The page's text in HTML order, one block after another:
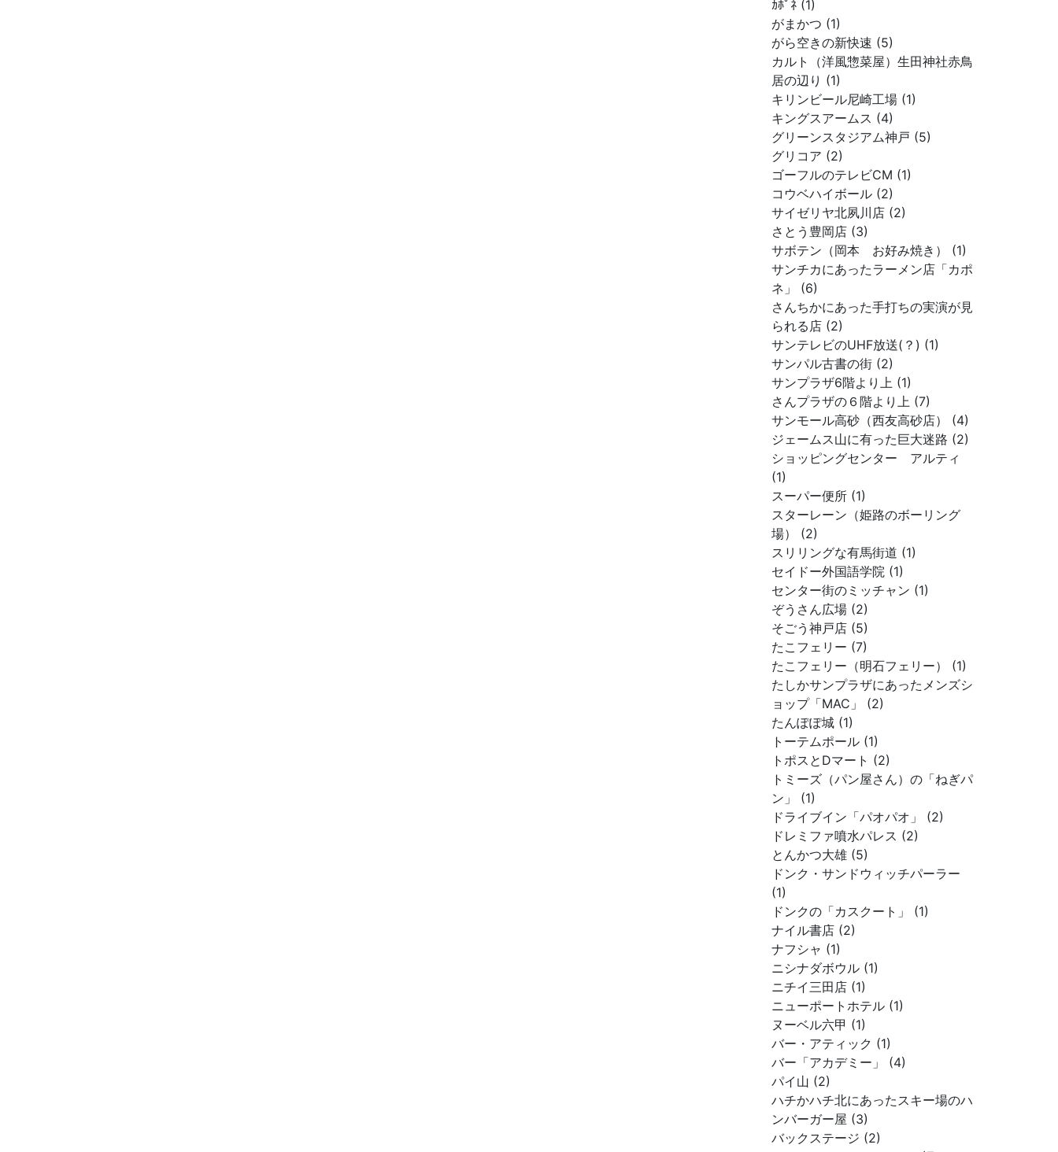
ｶﾎﾟﾈ (1)
がまかつ (1)
がら空きの新快速 (5)
カルト（洋風惣菜屋）生田神社赤鳥
居の辺り (1)
キリンビール尼崎工場 (1)
キングスアームス (4)
グリーンスタジアム神戸 (5)
グリコア (2)
ゴーフルのテレビCM (1)
コウベハイボール (2)
サイゼリヤ北夙川店 (2)
さとう豊岡店 (3)
サボテン（岡本 お好み焼き） (1)
サンチカにあったラーメン店「カポ
ネ」 (6)
さんちかにあった手打ちの実演が見
られる店 (2)
サンテレビのUHF放送(？) (1)
サンパル古書の街 (2)
サンプラザ6階より上 (1)
さんプラザの６階より上 (7)
サンモール高砂（西友高砂店） (4)
ジェームス山に有った巨大迷路 (2)
ショッピングセンター アルティ
(1)
スーパー便所 (1)
スターレーン（姫路のボーリング
場） (2)
スリリングな有馬街道 (1)
セイドー外国語学院 (1)
センター街のミッチャン (1)
ぞうさん広場 (2)
そごう神戸店 (5)
たこフェリー (7)
たこフェリー（明石フェリー） (1)
たしかサンプラザにあったメンズシ
ョップ「MAC」 (2)
たんぽぽ城 (1)
トーテムポール (1)
トポスとDマート (2)
トミーズ（パン屋さん）の「ねぎパ
ン」 (1)
ドライブイン「パオパオ」 (2)
ドレミファ噴水パレス (2)
とんかつ大雄 (5)
ドンク・サンドウィッチパーラー
(1)
ドンクの「カスクート」 (1)
ナイル書店 (2)
ナフシャ (1)
ニシナダボウル (1)
ニチイ三田店 (1)
ニューポートホテル (1)
ヌーベル六甲 (1)
バー・アティック (1)
バー「アカデミー」 (4)
パイ山 (2)
ハチかハチ北にあったスキー場のハ
ンバーガー屋 (3)
バックステージ (2)